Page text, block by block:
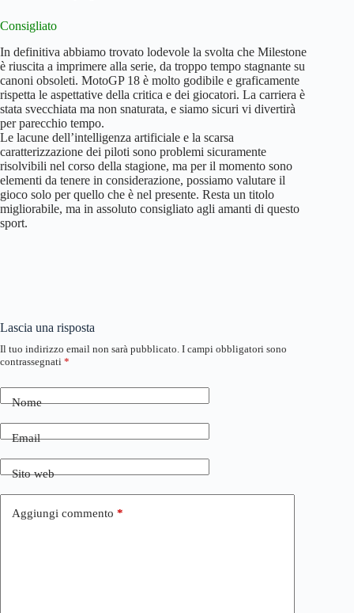
Consigliato
In definitiva abbiamo trovato lodevole la svolta che Milestone
è riuscita a imprimere alla serie, da troppo tempo stagnante su
canoni obsoleti. MotoGP 18 è molto godibile e graficamente
rispetta le aspettative della critica e dei giocatori. La carriera è
stata svecchiata ma non snaturata, e siamo sicuri vi divertirà
per parecchio tempo.
Le lacune dell’intelligenza artificiale e la scarsa
caratterizzazione dei piloti sono problemi sicuramente
risolvibili nel corso della stagione, ma per il momento sono
elementi da tenere in considerazione, possiamo valutare il
gioco solo per quello che è nel presente. Resta un titolo
migliorabile, ma in assoluto consigliato agli amanti di questo
sport.
Lascia una risposta
Il tuo indirizzo email non sarà pubblicato. I campi obbligatori sono
contrassegnati *
Nome
Email
Sito web
Aggiungi commento *